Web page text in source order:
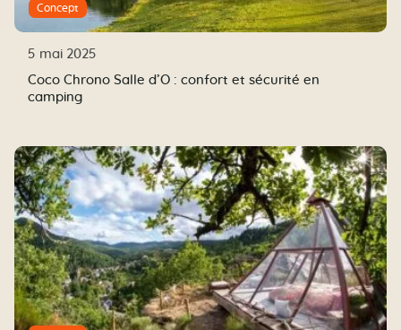
Concept
5 mai 2025
Coco Chrono Salle d’O : confort et sécurité en
camping